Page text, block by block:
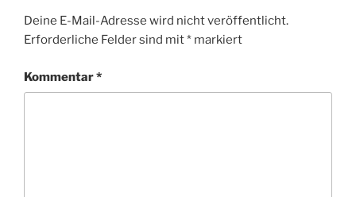
Deine E-Mail-Adresse wird nicht veröffentlicht.
Erforderliche Felder sind mit* markiert
Kommentar*